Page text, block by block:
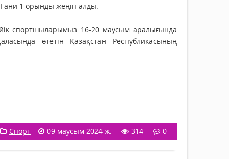
1 орынды жеңіп алды.
спортшыларымыз 16-20 маусым аралығында
өтетін Қазақстан Республикасының
Спорт 09 маусым 2024 ж. 314 0